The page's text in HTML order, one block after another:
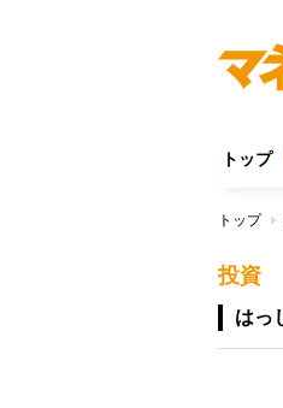
トップ
トップ
投資
はっ